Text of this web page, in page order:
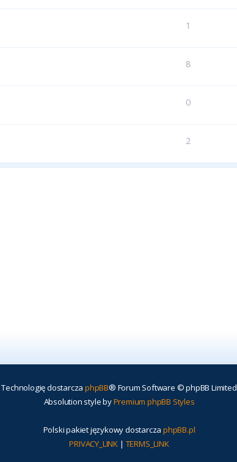
1
8
0
2
Technologię dostarcza phpBB® Forum Software © phpBB Limited
Absolution style byPremium phpBB Styles
Polski pakiet językowy dostarcza phpBB.pl
PRIVACY_LINK | TERMS_LINK